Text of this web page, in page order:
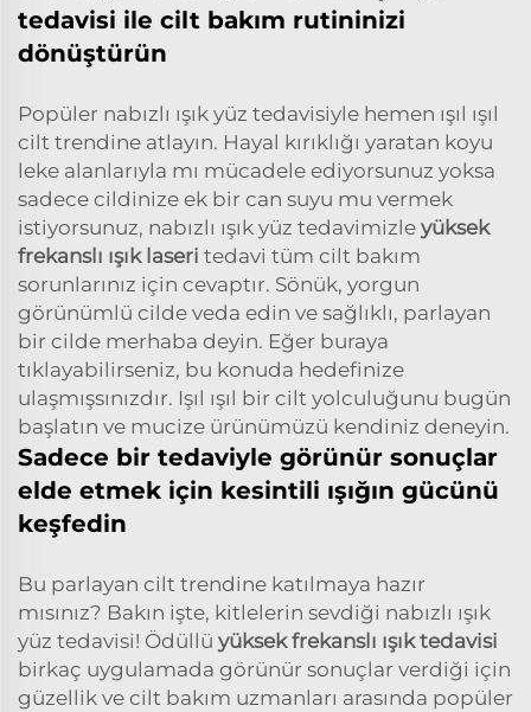
tedavisi ile cilt bakım rutininizi
dönüştürün
Popüler nabızlı ışık yüz tedavisiyle hemen ışıl ışıl
cilt trendine atlayın. Hayal kırıklığı yaratan koyu
leke alanlarıyla mı mücadele ediyorsunuz yoksa
sadece cildinize ek bir can suyu mu vermek
istiyorsunuz, nabızlı ışık yüz tedavimizle yüksek
frekanslı ışık laseri tedavi tüm cilt bakım
sorunlarınız için cevaptır. Sönük, yorgun
görünümlü cilde veda edin ve sağlıklı, parlayan
bir cilde merhaba deyin. Eğer buraya
tıklayabilirseniz, bu konuda hedefinize
ulaşmışsınızdır. Işıl ışıl bir cilt yolculuğunu bugün
başlatın ve mucize ürünümüzü kendiniz deneyin.
Sadece bir tedaviyle görünür sonuçlar
elde etmek için kesintili ışığın gücünü
keşfedin
Bu parlayan cilt trendine katılmaya hazır
mısınız? Bakın işte, kitlelerin sevdiği nabızlı ışık
yüz tedavisi! Ödüllü yüksek frekanslı ışık tedavisi
birkaç uygulamada görünür sonuçlar verdiği için
güzellik ve cilt bakım uzmanları arasında popüler